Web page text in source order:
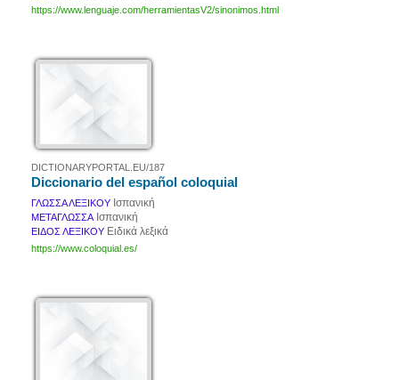
https://www.lenguaje.com/herramientasV2/sinonimos.html
DICTIONARYPORTAL.EU/187
Diccionario del español coloquial
ΓΛΩΣΣΑ ΛΕΞΙΚΟΥ Ισπανική
ΜΕΤΑΓΛΩΣΣΑ Ισπανική
ΕΙΔΟΣ ΛΕΞΙΚΟΥ Ειδικά λεξικά
https://www.coloquial.es/